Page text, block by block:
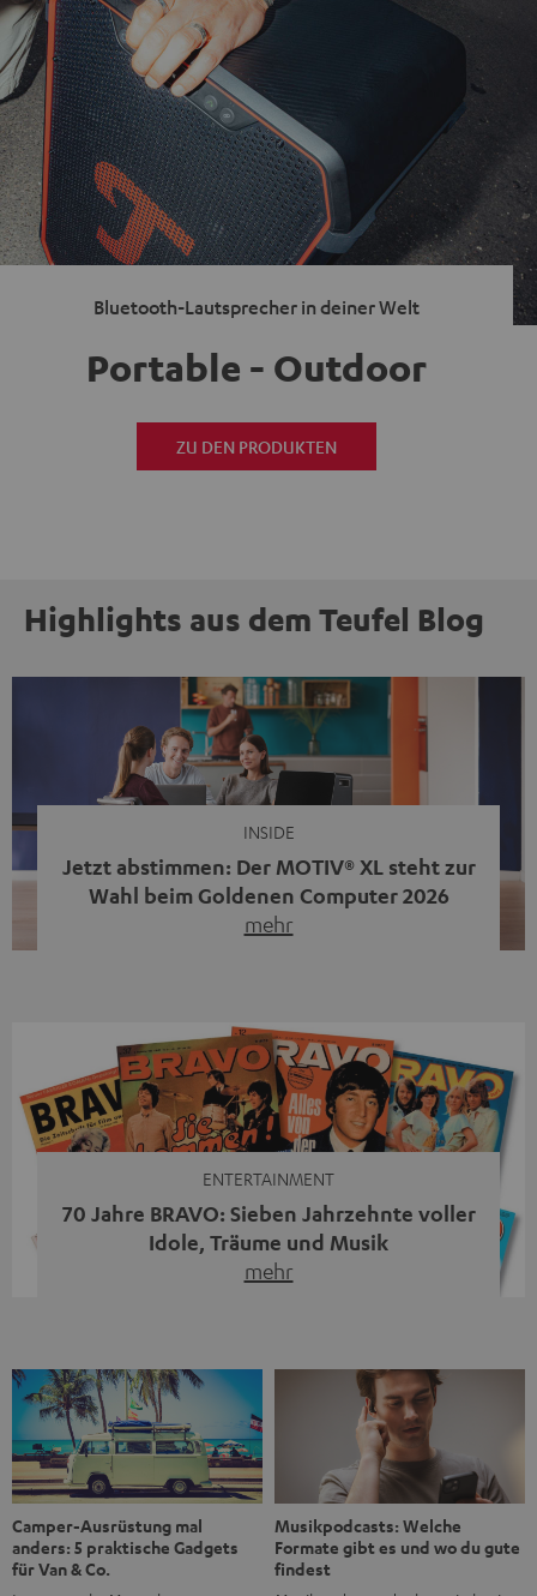
Bluetooth-Lautsprecher in deiner Welt
Portable - Outdoor
ZU DEN PRODUKTEN
Highlights aus dem Teufel Blog
INSIDE
Jetzt abstimmen: Der MOTIV® XL steht zur
Wahl beim Goldenen Computer 2026
mehr
Streaming-System vereint hochwertige HiFi-Technik,
moderne Streaming-Funktionen und hohe Flexibilität in
einem einzigen Gerät – und zeigt, dass man für großen
Sound heute keine klassische HiFi-Anlage mehr braucht.
ENTERTAINMENT
70 Jahre BRAVO: Sieben Jahrzehnte voller
Idole, Träume und Musik
mehr
1956 begleitet das Magazin Jugendliche durch Rock und
Pop, kleine Schwärmereien und große Fragen. Zum 70.
Jubiläum werfen wir einen Blick zurück. Vom Filmheft zur
Jugendmarke: Wie die BRAVO ihren Ton fand Als die […]
Camper-Ausrüstung mal
anders: 5 praktische Gadgets
für Van & Co.
Musikpodcasts: Welche
Formate gibt es und wo du gute
findest